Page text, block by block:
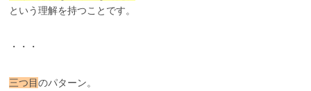
という理解を持つことです。
・・・
三つ目のパターン。